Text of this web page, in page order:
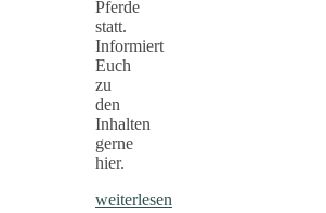
Pferde
statt.
Informiert
Euch
zu
den
Inhalten
gerne
hier.
weiterlesen